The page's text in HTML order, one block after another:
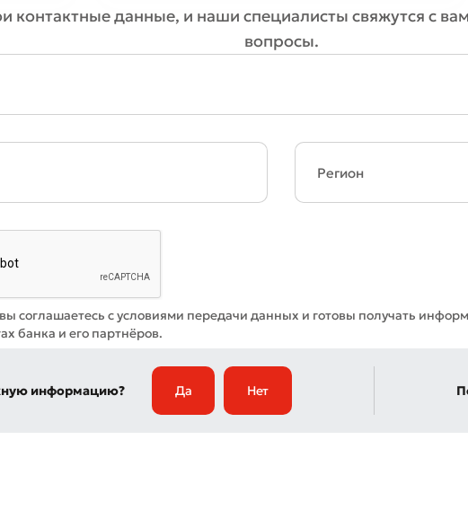
контактные данные, и наши специалисты свяжутся с
вопросы.
соглашаетесь с условиями передачи данных и готовы получать
банка и его партнёров.
информацию? Да Нет